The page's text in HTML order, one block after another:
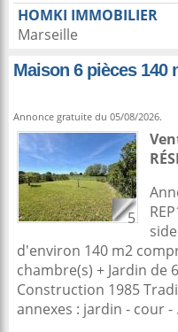
HOMKI IMMOBILIER
Marseille
Maison 6 pièces 140
Annonce gratuite du 05/08/2026.
5
d'environ 140 m2
chambre(s) + Jardin de
Construction 1985
annexes : jardin - cour -